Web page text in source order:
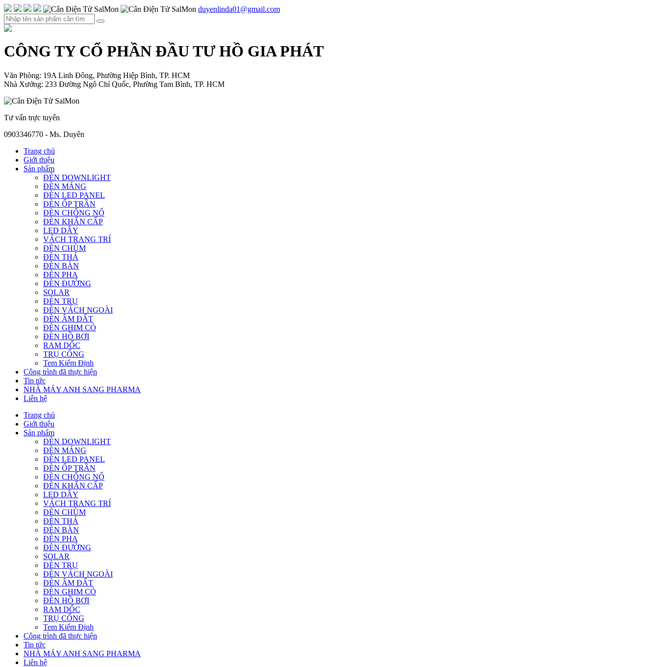
duyenlinda01@gmail.com
CÔNG TY CỔ PHẦN ĐẦU TƯ HỒ GIA PHÁT
Văn Phòng: 19A Linh Đông, Phường Hiệp Bình, TP. HCM
Nhà Xưởng: 233 Đường Ngô Chí Quốc, Phường Tam Bình, TP. HCM
Tư vấn trực tuyến
0903346770 - Ms. Duyên
Trang chủ
Giới thiệu
Sản phẩm
ĐÈN DOWNLIGHT
ĐÈN MÁNG
ĐÈN LED PANEL
ĐÈN ỐP TRẦN
ĐÈN CHỐNG NỔ
ĐÈN KHẨN CẤP
LED DÂY
VÁCH TRANG TRÍ
ĐÈN CHÙM
ĐÈN THẢ
ĐÈN BÀN
ĐÈN PHA
ĐÈN ĐƯỜNG
SOLAR
ĐÈN TRỤ
ĐÈN VÁCH NGOÀI
ĐÈN ÂM ĐẤT
ĐÈN GHIM CỎ
ĐÈN HỒ BƠI
RAM DỐC
TRỤ CỔNG
Tem Kiểm Định
Công trình đã thực hiện
Tin tức
NHÀ MÁY ANH SANG PHARMA
Liên hệ
Trang chủ
Giới thiệu
Sản phẩm
ĐÈN DOWNLIGHT
ĐÈN MÁNG
ĐÈN LED PANEL
ĐÈN ỐP TRẦN
ĐÈN CHỐNG NỔ
ĐÈN KHẨN CẤP
LED DÂY
VÁCH TRANG TRÍ
ĐÈN CHÙM
ĐÈN THẢ
ĐÈN BÀN
ĐÈN PHA
ĐÈN ĐƯỜNG
SOLAR
ĐÈN TRỤ
ĐÈN VÁCH NGOÀI
ĐÈN ÂM ĐẤT
ĐÈN GHIM CỎ
ĐÈN HỒ BƠI
RAM DỐC
TRỤ CỔNG
Tem Kiểm Định
Công trình đã thực hiện
Tin tức
NHÀ MÁY ANH SANG PHARMA
Liên hệ